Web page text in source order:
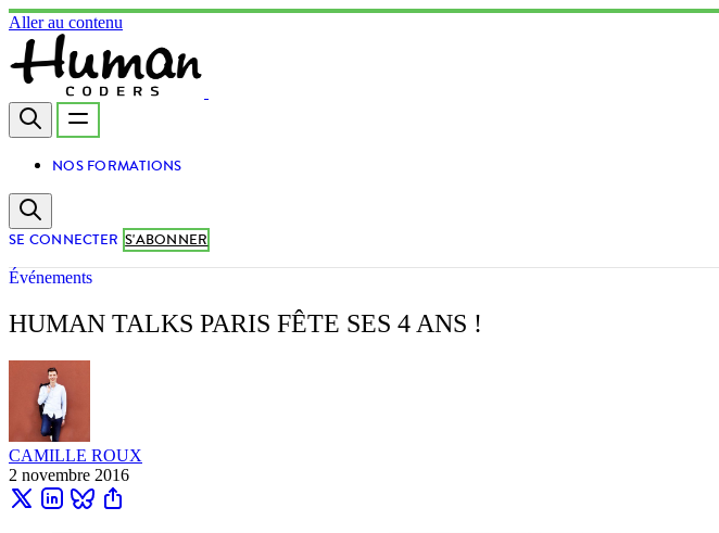
Aller au contenu
NOS FORMATIONS
SE CONNECTER S'ABONNER
Événements
HUMAN TALKS PARIS FÊTE SES 4 ANS !
CAMILLE ROUX
2 novembre 2016